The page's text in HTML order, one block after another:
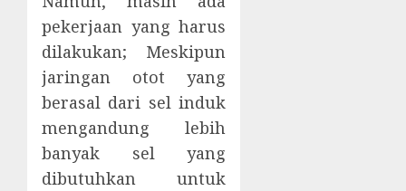
pekerjaan yang harus
dilakukan; Meskipun
jaringan otot yang
berasal dari sel induk
mengandung lebih
banyak sel yang
dibutuhkan untuk